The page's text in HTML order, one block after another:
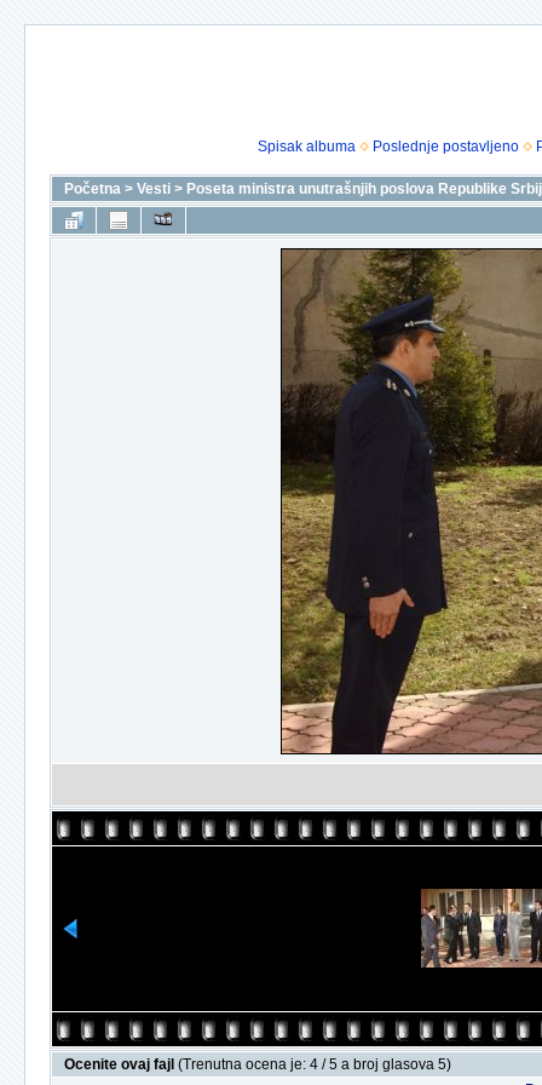
Spisak albuma Poslednje postavljeno
Početna > Vesti > Poseta ministra unutrašnjih poslova Republike
Ocenite ovaj fajl (Trenutna ocena je: 4 / 5 a broj glasova 5)